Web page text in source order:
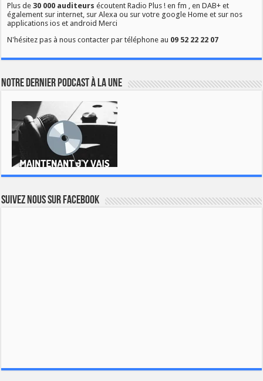
Plus de30 000 auditeurs écoutent Radio Plus ! en fm , en DAB+ et
également sur internet, sur Alexa ou sur votre google Home et sur nos
applications ios et android Merci
N'hésitez pas à nous contacter par téléphone au 09 52 22 22 07
Notre dernier podcast à la une
Suivez nous sur Facebook